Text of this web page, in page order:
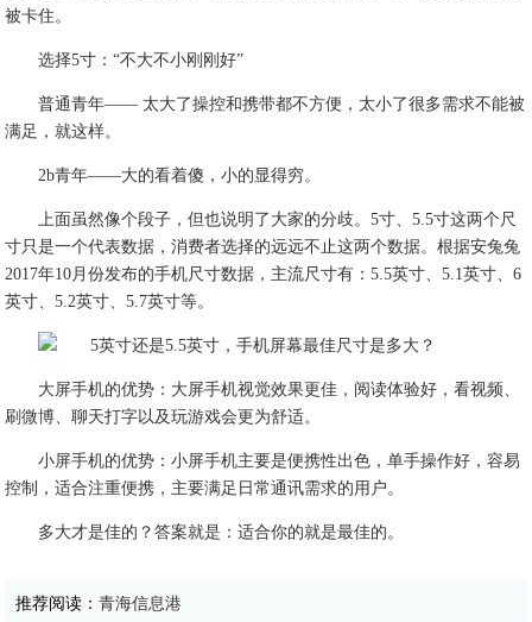
被卡住。
选择5寸：“不大不小刚刚好”
普通青年—— 太大了操控和携带都不方便，太小了很多需求不能被
满足，就这样。
2b青年——大的看着傻，小的显得穷。
上面虽然像个段子，但也说明了大家的分歧。5寸、5.5寸这两个尺
寸只是一个代表数据，消费者选择的远远不止这两个数据。根据安兔兔
2017年10月份发布的手机尺寸数据，主流尺寸有：5.5英寸、5.1英寸、6
英寸、5.2英寸、5.7英寸等。
大屏手机的优势：大屏手机视觉效果更佳，阅读体验好，看视频、
刷微博、聊天打字以及玩游戏会更为舒适。
小屏手机的优势：小屏手机主要是便携性出色，单手操作好，容易
控制，适合注重便携，主要满足日常通讯需求的用户。
多大才是佳的？答案就是：适合你的就是最佳的。
推荐阅读：青海信息港